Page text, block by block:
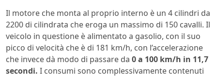
Il motore che monta al proprio interno è un 4 cilindri da
2200 di cilindrata che eroga un massimo di 150 cavalli. Il
veicolo in questione è alimentato a gasolio, con il suo
picco di velocità che è di 181 km/h, con l’accelerazione
che invece dà modo di passare da 0 a 100 km/h in 11,7
secondi. I consumi sono complessivamente contenuti